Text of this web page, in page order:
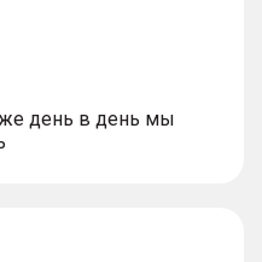
день в день мы